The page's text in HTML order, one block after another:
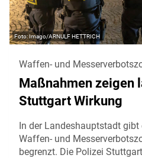
Imago/ARNULF HETTRICH
Waffen- und
Maßnahmen zeigen
Stuttgart Wirkung
In der Landeshauptstadt gibt
Waffen- und
begrenzt. Die Polizei